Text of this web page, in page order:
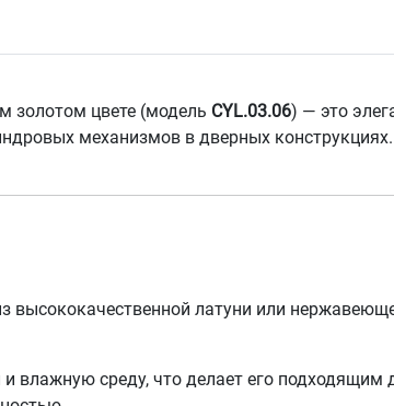
золотом цвете (модель CYL.03.06) — это
механизмов в дверных
высококачественной латуни или
влажную среду, что делает его подходящим